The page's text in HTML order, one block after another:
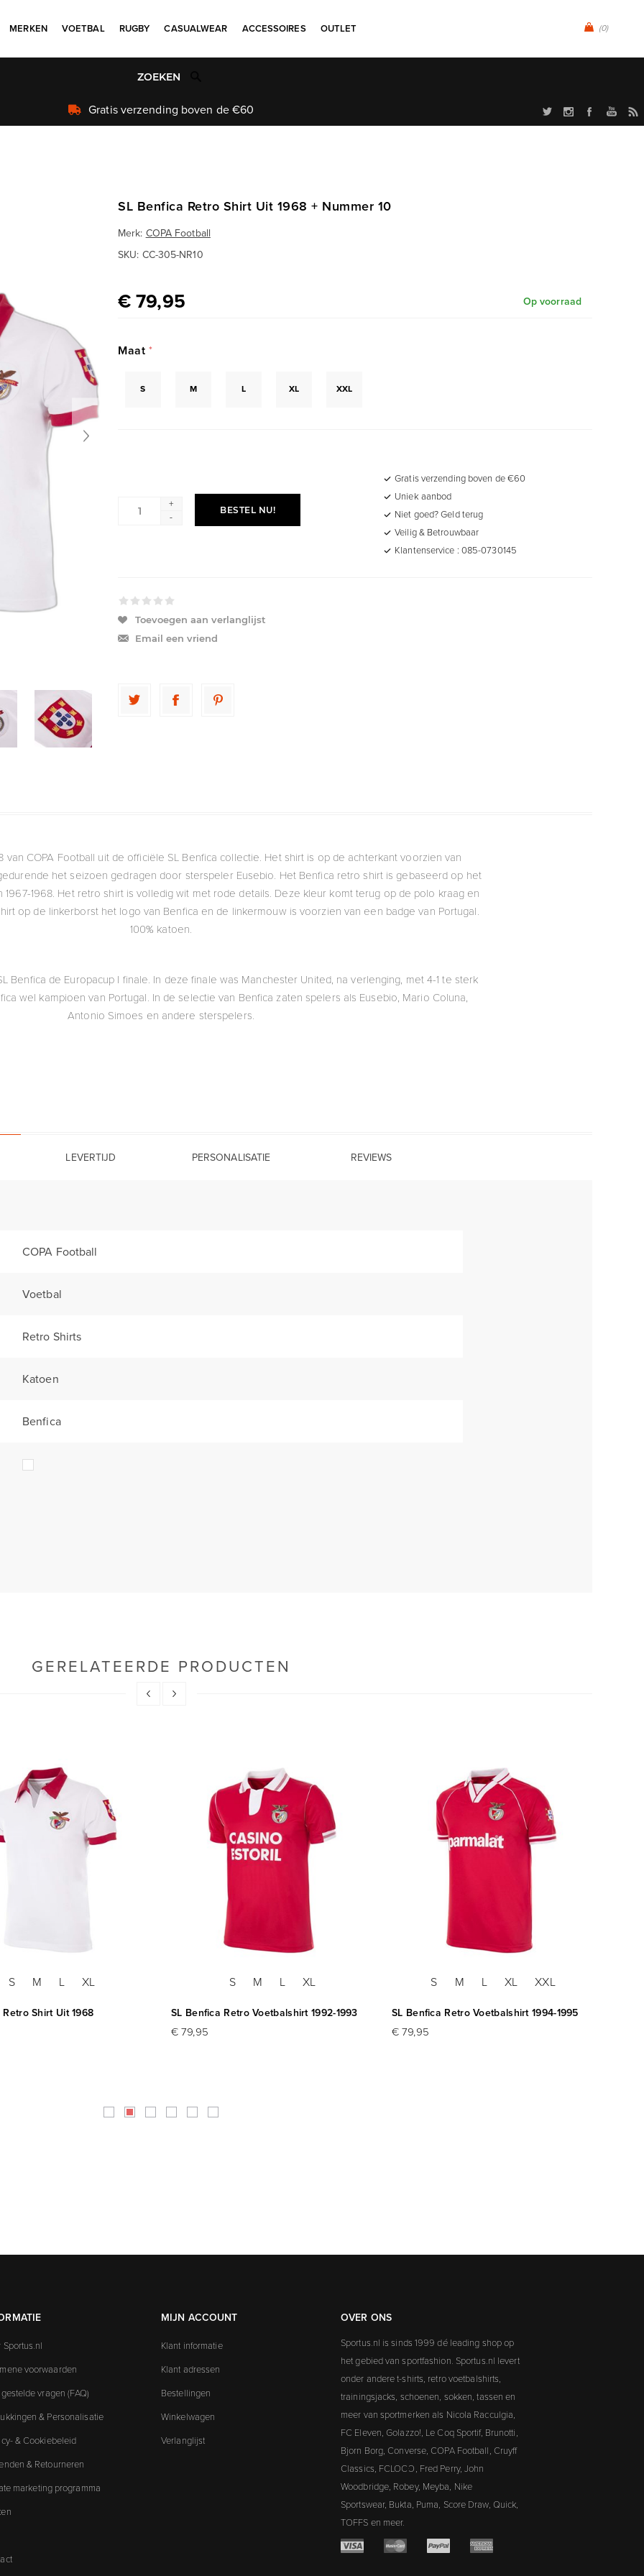
(0)
MERKEN VOETBAL RUGBY CASUALWEAR ACCESSOIRES OUTLET
Uniek aanbod
SL Benfica Retro Shirt Uit 1968 + Nummer 10
Merk: COPA Football
SKU: CC-305-NR10
€ 79,95 Op voorraad
Maat *
S M L XL XXL
+
-
BESTEL NU!
Gratis verzending boven de €60
Uniek aanbod
Niet goed? Geld terug
Veilig & Betrouwbaar
Klantenservice : 085-0730145
Toevoegen aan verlanglijst
Email een vriend
van COPA Football uit de officiële SL Benfica collectie. Het shirt is op de achterkant voorzien van
het seizoen gedragen door sterspeler Eusebio. Het Benfica retro shirt is gebaseerd op het
1968. Het retro shirt is volledig wit met rode details. Deze kleur komt terug op de polo kraag en
op de linkerborst het logo van Benfica en de linkermouw is voorzien van een badge van Portugal.
100% katoen.
Benfica de Europacup I finale. In deze finale was Manchester United, na verlenging, met 4-1 te sterk
wel kampioen van Portugal. In de selectie van Benfica zaten spelers als Eusebio, Mario Coluna,
Antonio Simoes en andere sterspelers.
LEVERTIJD PERSONALISATIE REVIEWS
COPA Football
Voetbal
Retro Shirts
Katoen
Benfica
GERELATEERDE PRODUCTEN
S M L XL
Shirt Uit 1968
S M L XL
SL Benfica Retro Voetbalshirt 1992-1993
€ 79,95
S M L XL XXL
SL Benfica Retro Voetbalshirt 1994-1995
€ 79,95
Sportus.nl
voorwaarden
vragen (FAQ)
& Personalisatie
& Cookiebeleid
& Retourneren
marketing programma
MIJN ACCOUNT
Klant informatie
Klant adressen
Bestellingen
Winkelwagen
Verlanglijst
OVER ONS
Sportus.nl is sinds 1999 dé leading shop op
het gebied van sportfashion. Sportus.nl levert
onder andere t-shirts, retro voetbalshirts,
trainingsjacks, schoenen, sokken, tassen en
meer van sportmerken als Nicola Racculgia,
FC Eleven, Golazzo!, Le Coq Sportif, Brunotti,
Bjorn Borg, Converse, COPA Football, Cruyff
Classics, FCLOCO, Fred Perry, John
Woodbridge, Robey, Meyba, Nike
Sportswear, Bukta, Puma, Score Draw, Quick,
TOFFS en meer.